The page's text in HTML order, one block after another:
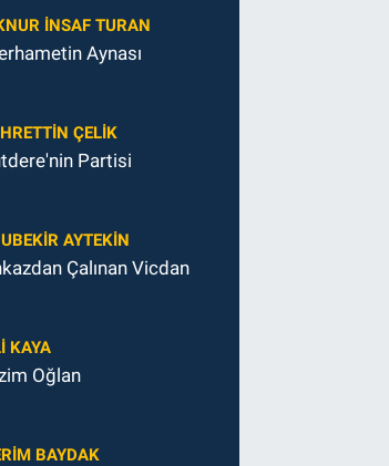
İNSAF TURAN
Aynası
ÇELİK
Partisi
AYTEKIN
Çalınan Vicdan
KAYA
Oğlan
BAYDAK